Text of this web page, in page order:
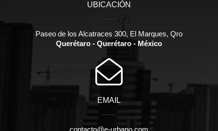
UBICACIÓN
Paseo de los Alcatraces 300, El Marques, Qro
Querétaro - Querétaro - México
EMAIL